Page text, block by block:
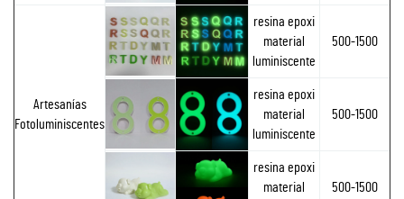
Artesanías
Fotoluminiscentes
resina epoxi
material
luminiscente
500-1500
resina epoxi
material
luminiscente
500-1500
resina epoxi
material
500-1500